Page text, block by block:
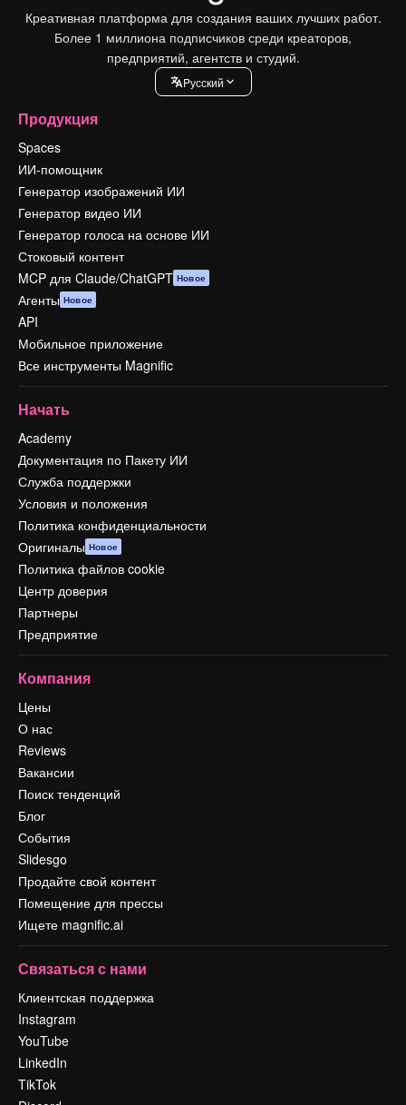
Креативная платформа для создания ваших лучших работ.
Более 1 миллиона подписчиков среди креаторов,
предприятий, агентств и студий.
Pусский
Продукция
Spaces
ИИ-помощник
Генератор изображений ИИ
Генератор видео ИИ
Генератор голоса на основе ИИ
Стоковый контент
MCP для Claude/ChatGPT Новое
Агенты Новое
API
Мобильное приложение
Все инструменты Magnific
Начать
Academy
Документация по Пакету ИИ
Служба поддержки
Условия и положения
Политика конфиденциальности
Оригиналы Новое
Политика файлов cookie
Центр доверия
Партнеры
Предприятие
Компания
Цены
О нас
Reviews
Вакансии
Поиск тенденций
Блог
События
Slidesgo
Продайте свой контент
Помещение для прессы
Ищете magnific.ai
Связаться с нами
Клиентская поддержка
Instagram
YouTube
LinkedIn
TikTok